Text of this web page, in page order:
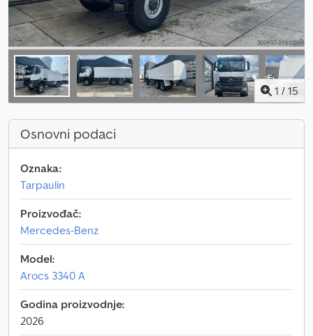
1 / 15
Osnovni podaci
Oznaka:
Tarpaulin
Proizvođač:
Mercedes-Benz
Model:
Arocs 3340 A
Godina proizvodnje:
2026